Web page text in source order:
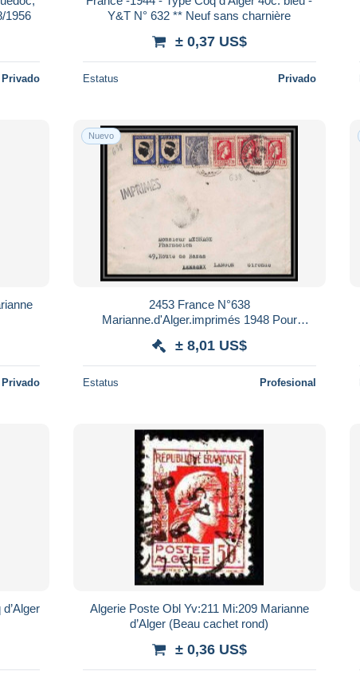
le 1/08/1956
Privado
Y&T N° 632 ** Neuf sans charnière
± 0,37 US$
Estatus Privado
Privado
Nuevo
2453 France N°638
Marianne.d'Alger.imprimés 1948 Pour
affranchissement composé mixte
± 8,01 US$
Estatus Profesional
Algerie Poste Obl Yv:211 Mi:209 Marianne
d’Alger (Beau cachet rond)
± 0,36 US$